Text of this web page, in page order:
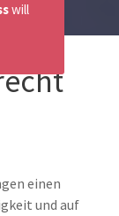
einen
und auf
will